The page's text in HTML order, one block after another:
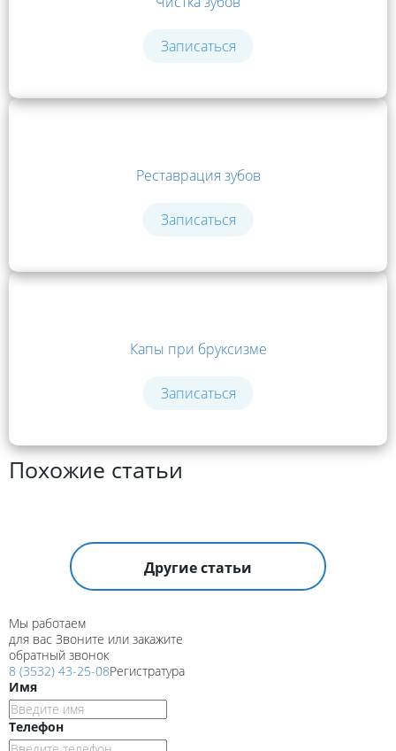
Записаться
Реставрация зубов
Записаться
Капы при бруксизме
Записаться
Похожие статьи
Другие статьи
Мы работаем
для вас Звоните или закажите
обратный звонок
8 (3532) 43-25-08Регистратура
Имя
Телефон